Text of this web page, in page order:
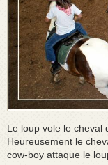
Le loup vole le cheval
Heureusement le
cow-boy attaque le